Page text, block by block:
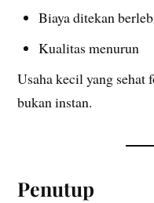
Biaya ditekan
Kualitas menurun
Usaha kecil yang sehat
bukan instan.
Penutup